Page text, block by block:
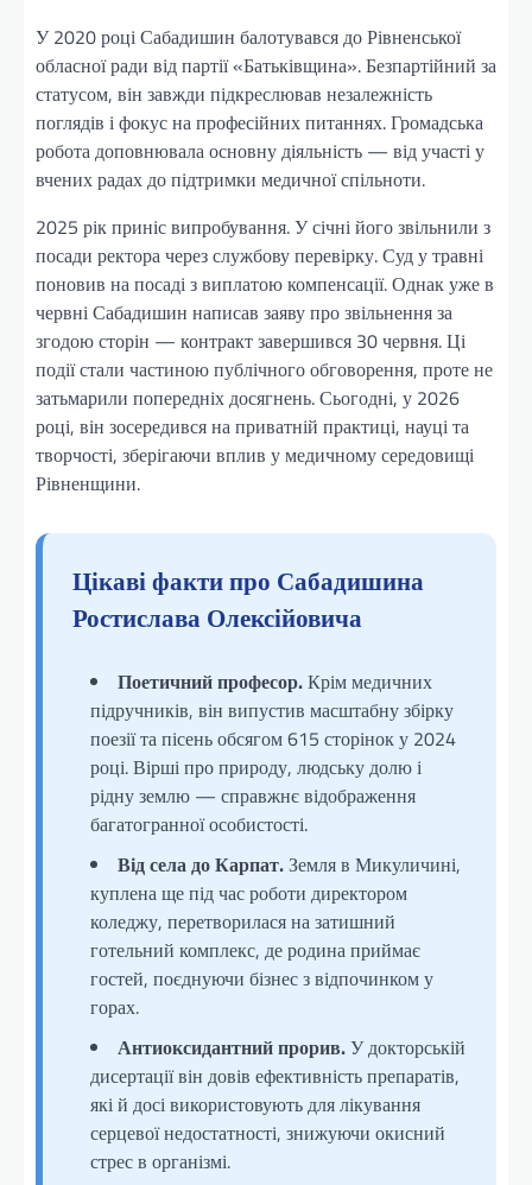
У 2020 році Сабадишин балотувався до Рівненської
обласної ради від партії «Батьківщина». Безпартійний за
статусом, він завжди підкреслював незалежність
поглядів і фокус на професійних питаннях. Громадська
робота доповнювала основну діяльність — від участі у
вчених радах до підтримки медичної спільноти.
2025 рік приніс випробування. У січні його звільнили з
посади ректора через службову перевірку. Суд у травні
поновив на посаді з виплатою компенсації. Однак уже в
червні Сабадишин написав заяву про звільнення за
згодою сторін — контракт завершився 30 червня. Ці
події стали частиною публічного обговорення, проте не
затьмарили попередніх досягнень. Сьогодні, у 2026
році, він зосередився на приватній практиці, науці та
творчості, зберігаючи вплив у медичному середовищі
Рівненщини.
Цікаві факти про Сабадишина
Ростислава Олексійовича
Поетичний професор.Крім медичних
підручників, він випустив масштабну збірку
поезії та пісень обсягом 615 сторінок у 2024
році. Вірші про природу, людську долю і
рідну землю — справжнє відображення
багатогранної особистості.
Від села до Карпат.Земля в Микуличині,
куплена ще під час роботи директором
коледжу, перетворилася на затишний
готельний комплекс, де родина приймає
гостей, поєднуючи бізнес з відпочинком у
горах.
Антиоксидантний прорив.У докторській
дисертації він довів ефективність препаратів,
які й досі використовують для лікування
серцевої недостатності, знижуючи окисний
стрес в організмі.